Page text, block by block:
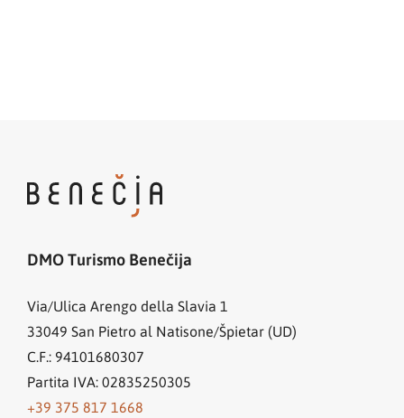
DMO Turismo Benečija
Via/Ulica Arengo della Slavia 1
33049 San Pietro al Natisone/Špietar (UD)
C.F.: 94101680307
Partita IVA: 02835250305
+39 375 817 1668